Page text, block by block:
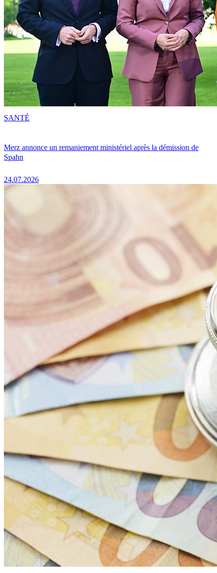
Merz annonce un remaniement ministériel après la démission de
Spahn
24.07.2026
SANTÉ